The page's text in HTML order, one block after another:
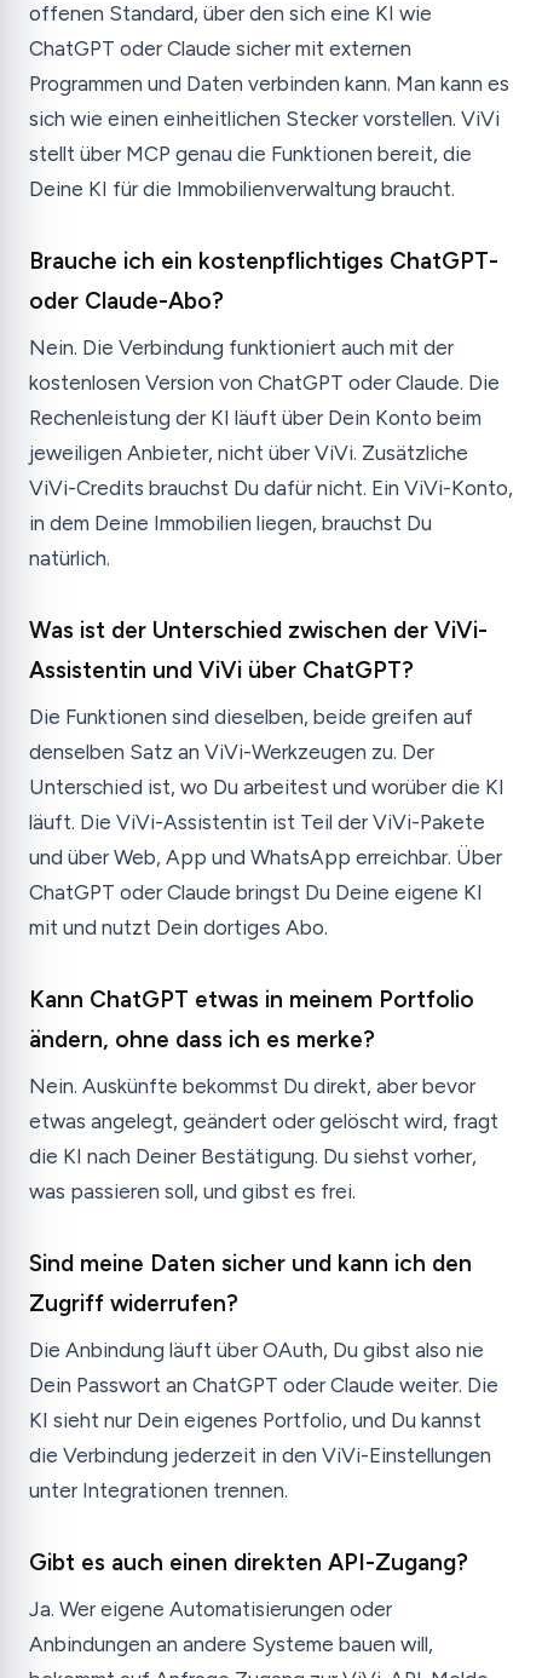
offenen Standard, über den sich eine KI wie
ChatGPT oder Claude sicher mit externen
Programmen und Daten verbinden kann. Man kann es
sich wie einen einheitlichen Stecker vorstellen. ViVi
stellt über MCP genau die Funktionen bereit, die
Deine KI für die Immobilienverwaltung braucht.
Brauche ich ein kostenpflichtiges ChatGPT-
oder Claude-Abo?
Nein. Die Verbindung funktioniert auch mit der
kostenlosen Version von ChatGPT oder Claude. Die
Rechenleistung der KI läuft über Dein Konto beim
jeweiligen Anbieter, nicht über ViVi. Zusätzliche
ViVi-Credits brauchst Du dafür nicht. Ein ViVi-Konto,
in dem Deine Immobilien liegen, brauchst Du
natürlich.
Was ist der Unterschied zwischen der ViVi-
Assistentin und ViVi über ChatGPT?
Die Funktionen sind dieselben, beide greifen auf
denselben Satz an ViVi-Werkzeugen zu. Der
Unterschied ist, wo Du arbeitest und worüber die KI
läuft. Die ViVi-Assistentin ist Teil der ViVi-Pakete
und über Web, App und WhatsApp erreichbar. Über
ChatGPT oder Claude bringst Du Deine eigene KI
mit und nutzt Dein dortiges Abo.
Kann ChatGPT etwas in meinem Portfolio
ändern, ohne dass ich es merke?
Nein. Auskünfte bekommst Du direkt, aber bevor
etwas angelegt, geändert oder gelöscht wird, fragt
die KI nach Deiner Bestätigung. Du siehst vorher,
was passieren soll, und gibst es frei.
Sind meine Daten sicher und kann ich den
Zugriff widerrufen?
Die Anbindung läuft über OAuth, Du gibst also nie
Dein Passwort an ChatGPT oder Claude weiter. Die
KI sieht nur Dein eigenes Portfolio, und Du kannst
die Verbindung jederzeit in den ViVi-Einstellungen
unter Integrationen trennen.
Gibt es auch einen direkten API-Zugang?
Ja. Wer eigene Automatisierungen oder
Anbindungen an andere Systeme bauen will,